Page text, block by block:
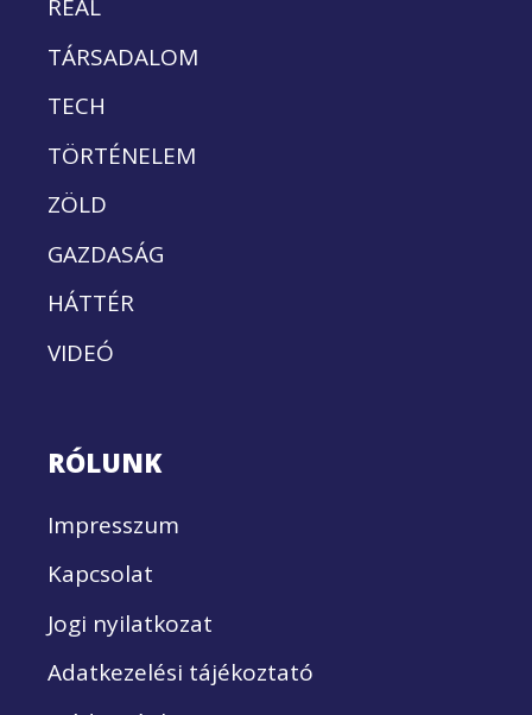
REÁL
TÁRSADALOM
TECH
TÖRTÉNELEM
ZÖLD
GAZDASÁG
HÁTTÉR
VIDEÓ
RÓLUNK
Impresszum
Kapcsolat
Jogi nyilatkozat
Adatkezelési tájékoztató